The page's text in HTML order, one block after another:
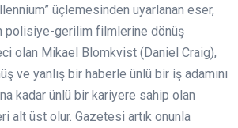
üçlemesinden uyarlanan eser,
polisiye-gerilim filmlerine dönüş
olan Mikael Blomkvist (Daniel Craig),
ve yanlış bir haberle ünlü bir iş adamını
kadar ünlü bir kariyere sahip olan
alt üst olur. Gazetesi artık onunla